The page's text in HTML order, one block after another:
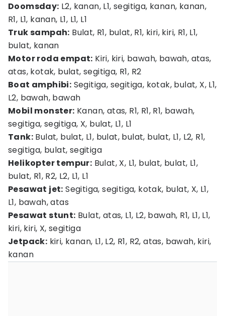
Doomsday: L2, kanan, L1, segitiga, kanan, kanan,
R1, L1, kanan, L1, L1, L1
Truk sampah: Bulat, R1, bulat, R1, kiri, kiri, R1, L1,
bulat, kanan
Motor roda empat: Kiri, kiri, bawah, bawah, atas,
atas, kotak, bulat, segitiga, R1, R2
Boat amphibi: Segitiga, segitiga, kotak, bulat, X, L1,
L2, bawah, bawah
Mobil monster: Kanan, atas, R1, R1, R1, bawah,
segitiga, segitiga, X, bulat, L1, L1
Tank: Bulat, bulat, L1, bulat, bulat, bulat, L1, L2, R1,
segitiga, bulat, segitiga
Helikopter tempur: Bulat, X, L1, bulat, bulat, L1,
bulat, R1, R2, L2, L1, L1
Pesawat jet: Segitiga, segitiga, kotak, bulat, X, L1,
L1, bawah, atas
Pesawat stunt: Bulat, atas, L1, L2, bawah, R1, L1, L1,
kiri, kiri, X, segitiga
Jetpack: kiri, kanan, L1, L2, R1, R2, atas, bawah, kiri,
kanan